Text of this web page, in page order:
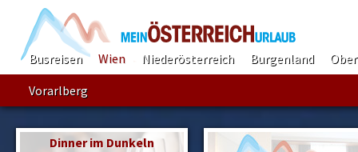
Busreisen Wien Niederösterreich Burgenland
Vorarlberg
Dinner im Dunkeln